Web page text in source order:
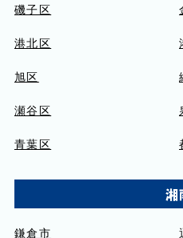
磯子区
港北区
旭区
瀬谷区
青葉区
湘
鎌倉市